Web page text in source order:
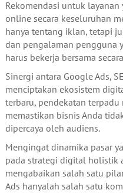
Rekomendasi untuk
online secara keseluruhan
hanya tentang iklan, tetapi
dan pengalaman pengguna
harus bekerja bersama
Sinergi antara Google Ads,
menciptakan ekosistem
terbaru, pendekatan
memastikan bisnis Anda
dipercaya oleh audiens.
Mengingat dinamika pasar
pada strategi digital holistik
mengabaikan salah satu
Ads hanyalah salah satu